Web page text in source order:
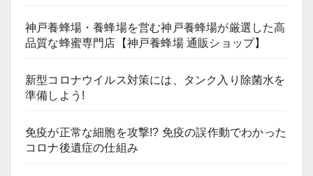
神戸養蜂場・養蜂場を営む神戸養蜂場が厳選した高
品質な蜂蜜専門店【神戸養蜂場 通販ショップ】
新型コロナウイルス対策には、タンク入り除菌水を
準備しよう!
免疫が正常な細胞を攻撃!? 免疫の誤作動でわかった
コロナ後遺症の仕組み